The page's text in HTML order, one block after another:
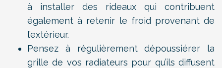
à installer des rideaux qui contribuent
également à retenir le froid provenant de
l’extérieur.
Pensez à régulièrement dépoussiérer la
grille de vos radiateurs pour qu’ils diffusent